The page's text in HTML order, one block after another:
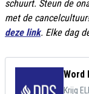
schuurt. Steun de
met de
deze link. Elke dag
Word
Krijg